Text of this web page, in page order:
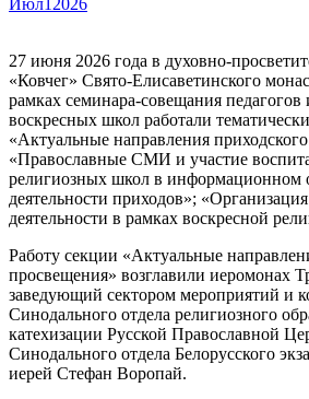
27 июня 2026 года в духовно-
«Ковчег» Свято-Елисаветинского
рамках семинара-совещания педагогов
воскресных школ работали
«Актуальные направления
«Православные СМИ и участие
религиозных школ в информационном
деятельности приходов»;
деятельности в рамках воскресной
Работу секции «Актуальные
просвещения» возглавили иеромонах
заведующий сектором мероприятий и
Синодального отдела религиозного
катехизации Русской Православной
Синодального отдела Белорусского
иерей Стефан Воропай.